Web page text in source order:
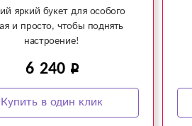
яркий букет для особого
и просто, чтобы поднять
настроение!
6 240
Купить в один клик